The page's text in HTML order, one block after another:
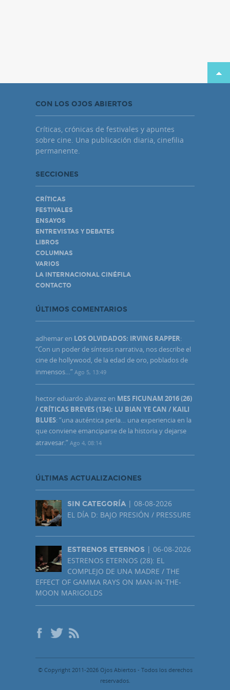
CON LOS OJOS ABIERTOS
Críticas, crónicas de festivales y apuntes
sobre cine. Una publicación diaria, cinefilia
permanente.
SECCIONES
CRÍTICAS
FESTIVALES
ENSAYOS
ENTREVISTAS Y DEBATES
LIBROS
COLUMNAS
VARIOS
LA INTERNACIONAL CINÉFILA
CONTACTO
ÚLTIMOS COMENTARIOS
adhemar en LOS OLVIDADOS: IRVING RAPPER:
“Con un poder de síntesis narrativa, nos describe el
cine de hollywood, de la edad de oro, poblados de
inmensos…” Ago 5, 13:49
hector eduardo alvarez en MES FICUNAM 2016 (26)
/ CRÍTICAS BREVES (134): LU BIAN YE CAN / KAILI
BLUES: “una auténtica perla… una experiencia en la
que conviene emanciparse de la historia y dejarse
atravesar.” Ago 4, 08:14
ÚLTIMAS ACTUALIZACIONES
SIN CATEGORÍA | 08-08-2026
EL DÍA D: BAJO PRESIÓN / PRESSURE
ESTRENOS ETERNOS | 06-08-2026
ESTRENOS ETERNOS (28): EL
COMPLEJO DE UNA MADRE / THE
EFFECT OF GAMMA RAYS ON MAN-IN-THE-
MOON MARIGOLDS
© Copyright 2011-2026 Ojos Abiertos - Todos los derechos
reservados.